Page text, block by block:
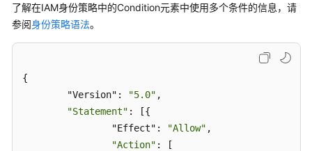
看
IAM
了解在IAM身份策略中的Condition元素中使用多个条件的信息，请
参阅身份策略语法。
{
	"Version":
"5.0" ,
"Statement" : [{
		"Effect":
"Allow" ,
"Action" : [